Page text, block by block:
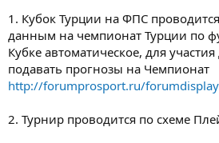
1. Кубок Турции на ФПС
данным на чемпионат Турции по
Кубке автоматическое, для
подавать прогнозы на Чемпионат
http://forumprosport.ru/
2. Турнир проводится по схеме